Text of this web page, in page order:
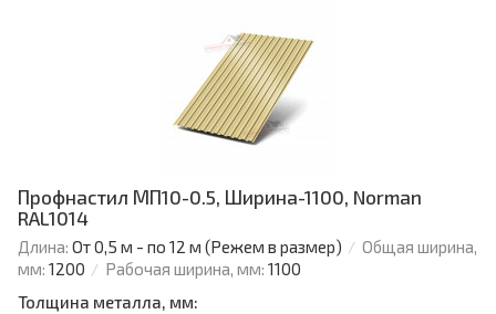
Профнастил МП10-0.5, Ширина-1100, Norman
RAL1014
Длина: От 0,5 м - по 12 м (Режем в размер)
Общая ширина,
мм: 1200 Рабочая ширина, мм: 1100
Толщина металла, мм: